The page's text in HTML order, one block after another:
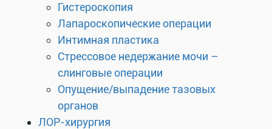
Гистероскопия
Лапароскопические операции
Интимная пластика
Стрессовое недержание мочи –
слинговые операции
Опущение/выпадение тазовых
органов
ЛОР-хирургия